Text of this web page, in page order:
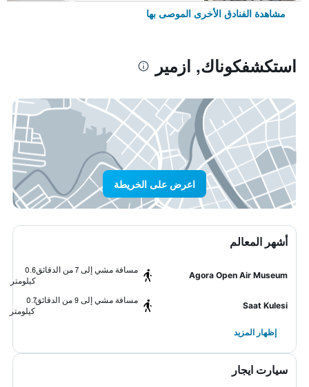
مشاهدة الفنادق الأخرى الموصى بها
استكشفكوناك, ازمير
اعرض على الخريطة
أشهر المعالم
Agora Open Air Museum
مسافة مشي إلى 7 من الدقائق
0.6
كيلومتر
Saat Kulesi
مسافة مشي إلى 9 من الدقائق
0.7
كيلومتر
إظهار المزيد
سيارت ايجار